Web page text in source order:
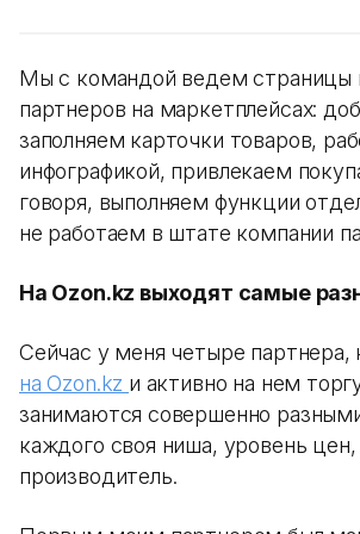
Мы с командой ведем страницы
партнеров на маркетплейсах:
заполняем карточки товаров,
инфографикой, привлекаем
говоря, выполняем функции
не работаем в штате компании
На Ozon.kz выходят самые
Сейчас у меня четыре партнера,
на Ozon.kz и активно на нем
занимаются совершенно
каждого своя ниша, уровень цен,
производитель.